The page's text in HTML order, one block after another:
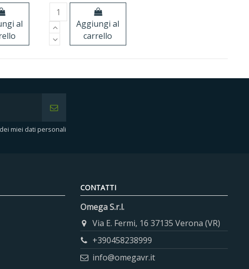
al
Aggiungi al
carrello
miei dati personali
CONTATTI
Omega S.r.l.
Via E. Fermi, 16 37135 Verona (VR)
+390458238999
info@omegavr.it